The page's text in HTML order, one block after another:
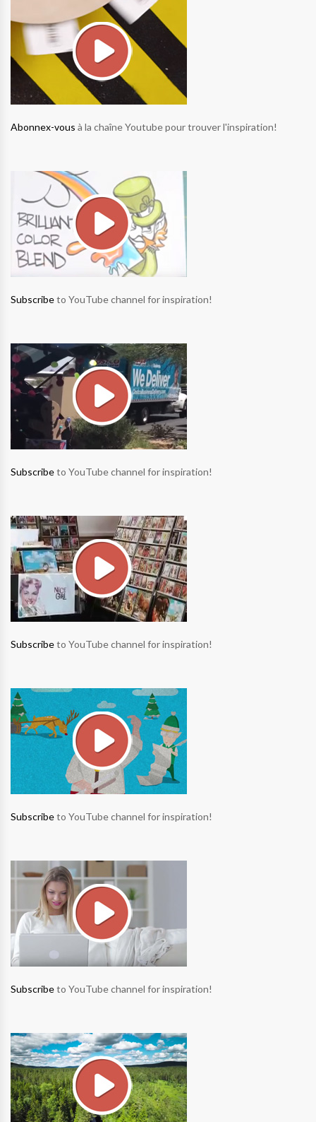
Abonnex-vous à la chaîne Youtube pour trouver l'inspiration!
Subscribeto YouTube channel for inspiration!
Subscribeto YouTube channel for inspiration!
Subscribeto YouTube channel for inspiration!
Subscribeto YouTube channel for inspiration!
Subscribeto YouTube channel for inspiration!